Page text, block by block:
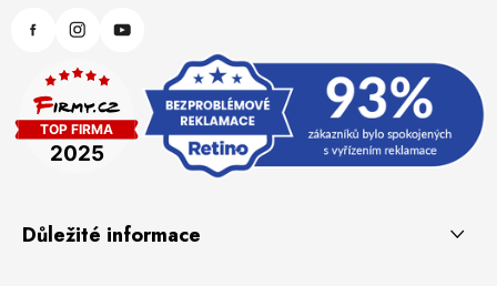
Důležité informace